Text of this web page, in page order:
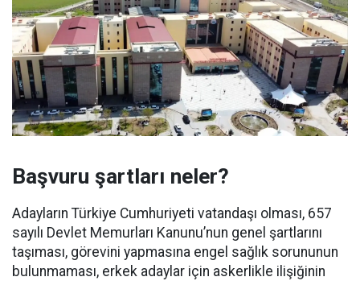
Başvuru şartları neler?
Adayların Türkiye Cumhuriyeti vatandaşı olması, 657
sayılı Devlet Memurları Kanunu’nun genel şartlarını
taşıması, görevini yapmasına engel sağlık sorununun
bulunmaması, erkek adaylar için askerlikle ilişiğinin